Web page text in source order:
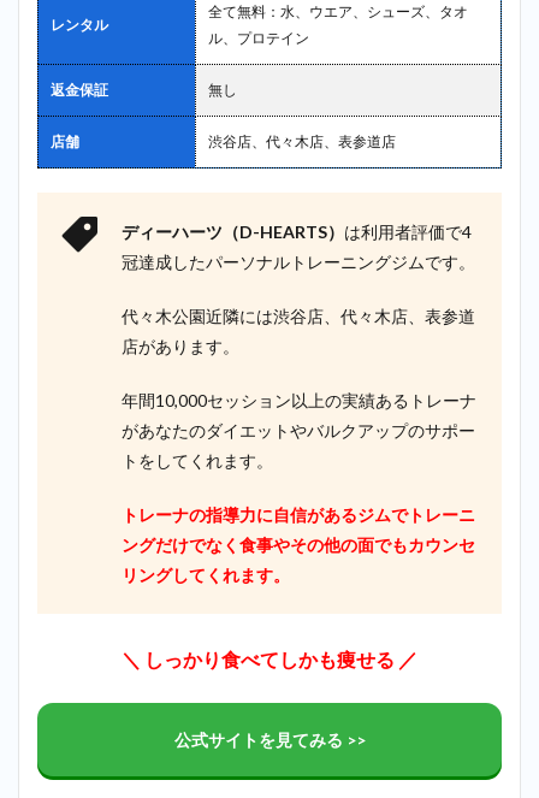
レンタル
全て無料：水、ウエア、シューズ、タオ
ル、プロテイン
返金保証 無し
店舗 渋谷店、代々木店、表参道店
ディーハーツ（D-HEARTS） は利用者評価で4
冠達成したパーソナルトレーニングジムです。
代々木公園近隣には渋谷店、代々木店、表参道
店があります。
年間10,000セッション以上の実績あるトレーナ
があなたのダイエットやバルクアップのサポー
トをしてくれます。
トレーナの指導力に自信があるジムでトレーニ
ングだけでなく食事やその他の面でもカウンセ
リングしてくれます。
＼ しっかり食べてしかも痩せる ／
公式サイトを見てみる >>